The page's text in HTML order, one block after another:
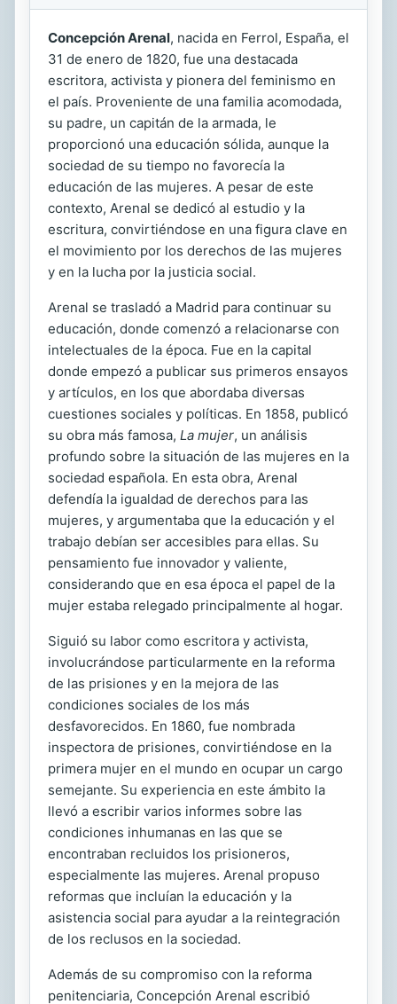
Concepción Arenal, nacida en Ferrol, España, el
31 de enero de 1820, fue una destacada
escritora, activista y pionera del feminismo en
el país. Proveniente de una familia acomodada,
su padre, un capitán de la armada, le
proporcionó una educación sólida, aunque la
sociedad de su tiempo no favorecía la
educación de las mujeres. A pesar de este
contexto, Arenal se dedicó al estudio y la
escritura, convirtiéndose en una figura clave en
el movimiento por los derechos de las mujeres
y en la lucha por la justicia social.
Arenal se trasladó a Madrid para continuar su
educación, donde comenzó a relacionarse con
intelectuales de la época. Fue en la capital
donde empezó a publicar sus primeros ensayos
y artículos, en los que abordaba diversas
cuestiones sociales y políticas. En 1858, publicó
su obra más famosa, La mujer, un análisis
profundo sobre la situación de las mujeres en la
sociedad española. En esta obra, Arenal
defendía la igualdad de derechos para las
mujeres, y argumentaba que la educación y el
trabajo debían ser accesibles para ellas. Su
pensamiento fue innovador y valiente,
considerando que en esa época el papel de la
mujer estaba relegado principalmente al hogar.
Siguió su labor como escritora y activista,
involucrándose particularmente en la reforma
de las prisiones y en la mejora de las
condiciones sociales de los más
desfavorecidos. En 1860, fue nombrada
inspectora de prisiones, convirtiéndose en la
primera mujer en el mundo en ocupar un cargo
semejante. Su experiencia en este ámbito la
llevó a escribir varios informes sobre las
condiciones inhumanas en las que se
encontraban recluidos los prisioneros,
especialmente las mujeres. Arenal propuso
reformas que incluían la educación y la
asistencia social para ayudar a la reintegración
de los reclusos en la sociedad.
Además de su compromiso con la reforma
penitenciaria, Concepción Arenal escribió